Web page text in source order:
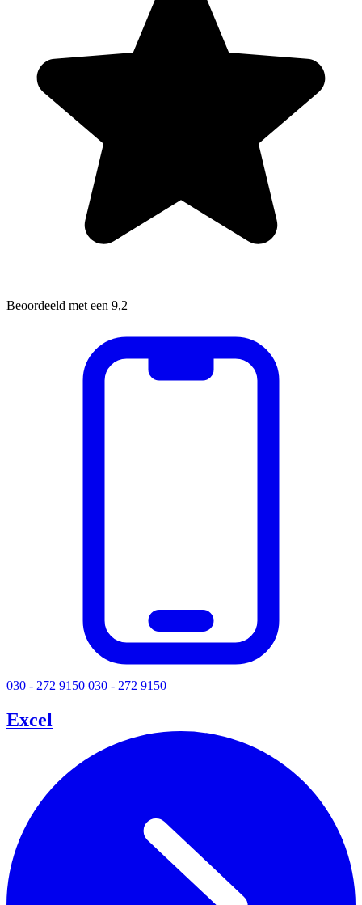
Beoordeeld met een 9,2
030 - 272 9150 030 - 272 9150
Excel